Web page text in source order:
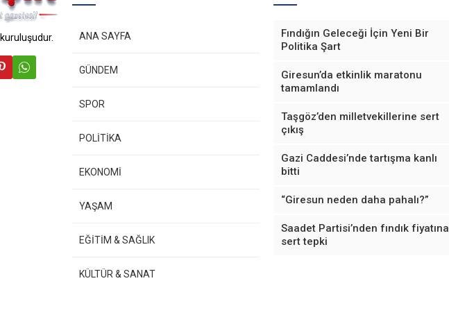
kuruluşudur. ANA SAYFA
GÜNDEM
SPOR
POLİTİKA
EKONOMİ
YAŞAM
EĞİTİM & SAĞLIK
KÜLTÜR & SANAT
Fındığın Geleceği İçin Yeni Bir
Politika Şart
Giresun’da etkinlik maratonu
tamamlandı
Taşgöz’den milletvekillerine sert
çıkış
Gazi Caddesi’nde tartışma kanlı
bitti
“Giresun neden daha pahalı?”
Saadet Partisi’nden fındık fiyatına
sert tepki